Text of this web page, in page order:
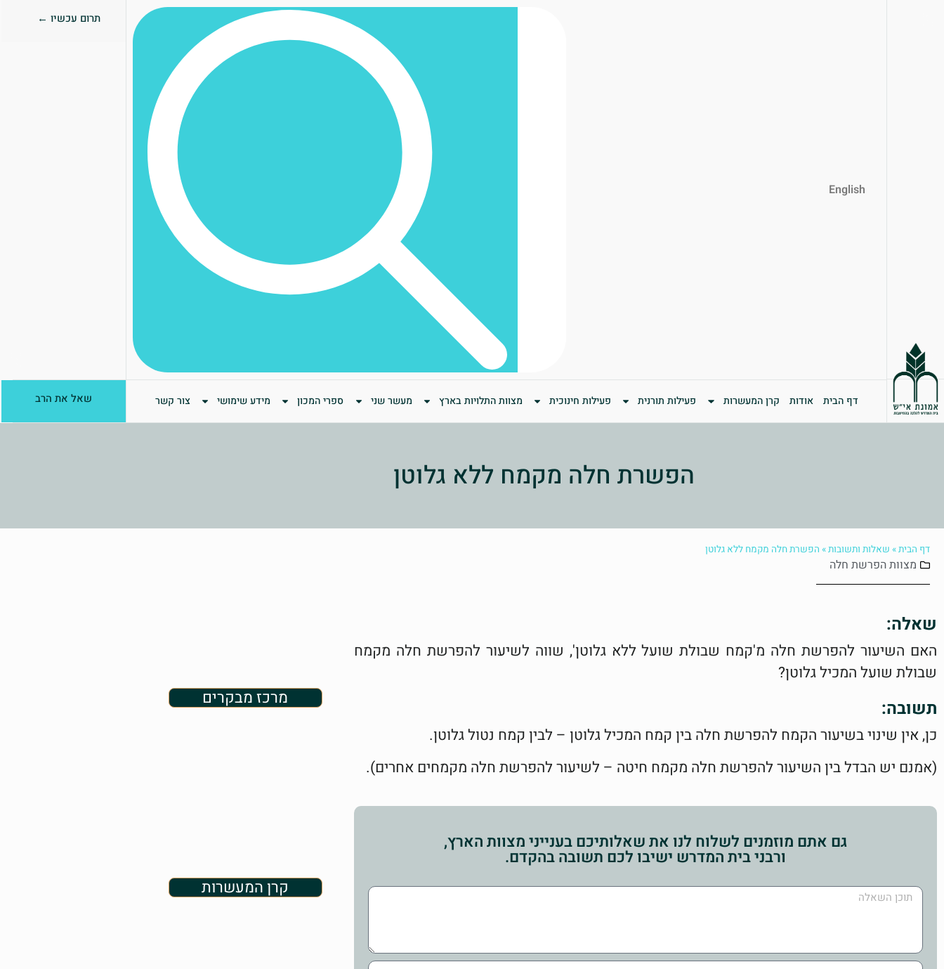
English
תרום עכשיו ←
דף הבית אודות קרן המעשרות פעילות תורנית פעילות חינוכית מצוות התלויות בארץ מעשר שני ספרי המכון מידע שימושי צור קשר שאל את הרב
הפשרת חלה מקמח ללא גלוטן
דף הבית» שאלות ותשובות» הפשרת חלה מקמח ללא גלוטן
מצוותהפרשת חלה
שאלה:
האם השיעור להפרשת חלה מ'קמח שבולת שועל ללא גלוטן', שווה לשיעור להפרשת חלה מקמח
שבולת שועל המכיל גלוטן?
תשובה:
כן, אין שינוי בשיעור הקמח להפרשת חלה בין קמח המכיל גלוטן – לבין קמח נטול גלוטן.
(אמנם יש הבדל בין השיעור להפרשת חלה מקמח חיטה – לשיעור להפרשת חלה מקמחים אחרים).
גם אתם מוזמנים לשלוח לנו את שאלותיכם בענייני מצוות הארץ,
ורבני בית המדרש ישיבו לכם תשובה בהקדם.
מרכז מבקרים
קרן המעשרות